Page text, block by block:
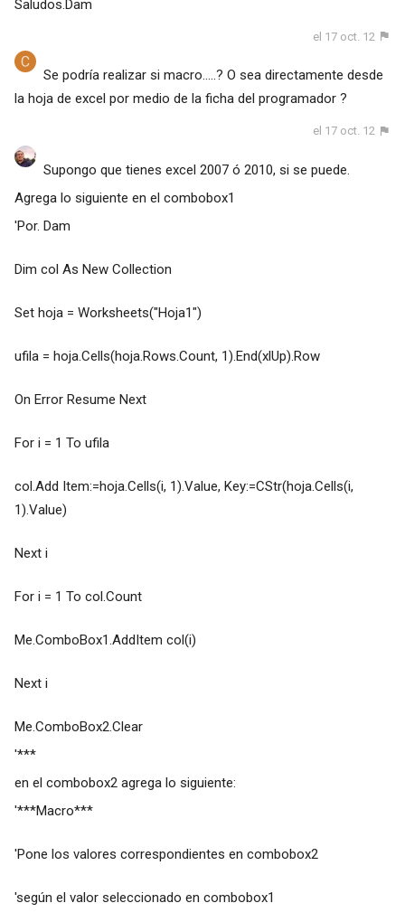
Saludos.Dam
el 17 oct. 12
Se podría realizar si macro.....? O sea directamente desde
la hoja de excel por medio de la ficha del programador ?
el 17 oct. 12
Supongo que tienes excel 2007 ó 2010, si se puede.
Agrega lo siguiente en el combobox1
'Por. Dam
Dim col As New Collection
Set hoja = Worksheets("Hoja1")
ufila = hoja.Cells(hoja.Rows.Count, 1).End(xlUp).Row
On Error Resume Next
For i = 1 To ufila
col.Add Item:=hoja.Cells(i, 1).Value, Key:=CStr(hoja.Cells(i,
1).Value)
Next i
For i = 1 To col.Count
Me.ComboBox1.AddItem col(i)
Next i
Me.ComboBox2.Clear
'***
en el combobox2 agrega lo siguiente:
'***Macro***
'Pone los valores correspondientes en combobox2
'según el valor seleccionado en combobox1